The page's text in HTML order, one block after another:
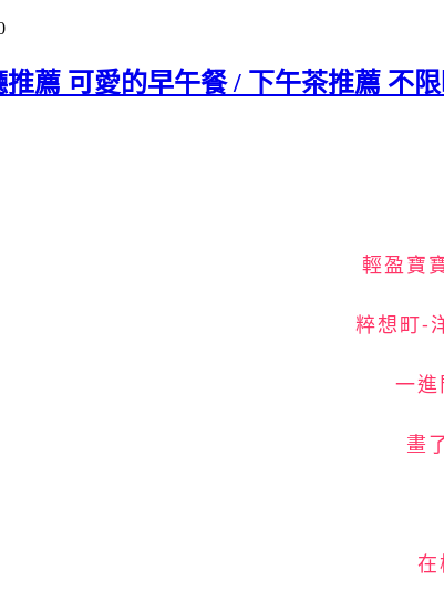
薦 可愛的早午餐 / 下午茶推薦 不
輕盈寶
粹想町-
一
畫